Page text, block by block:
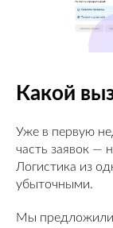
Какой
Уже в первую
часть заявок —
Логистика из
убыточными.
Мы предложили